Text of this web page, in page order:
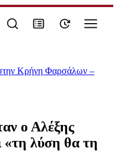
Κρήνη Φαρσάλων –
ο Αλέξης
«τη λύση θα τη